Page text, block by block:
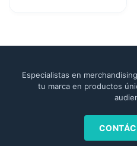
Especialistas en
tu marca en productos